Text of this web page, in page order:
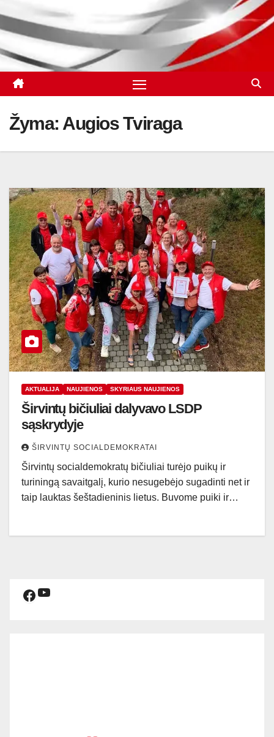
Žyma: Augios Tviraga
AKTUALIJA NAUJIENOS SKYRIAUS NAUJIENOS
Širvintų bičiuliai dalyvavo LSDP
sąskrydyje
ŠIRVINTŲ SOCIALDEMOKRATAI
Širvintų socialdemokratų bičiuliai turėjo puikų ir
turiningą savaitgalį, kurio nesugebėjo sugadinti net ir
taip lauktas šeštadieninis lietus. Buvome puiki ir…
Facebook
YouTube